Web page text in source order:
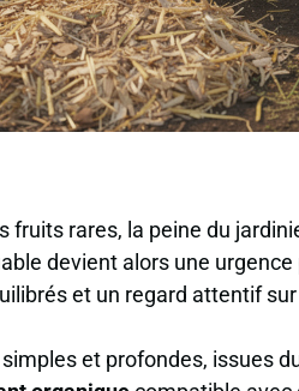
fruits rares, la peine du
devient alors une
et un regard attentif sur
et profondes, issues